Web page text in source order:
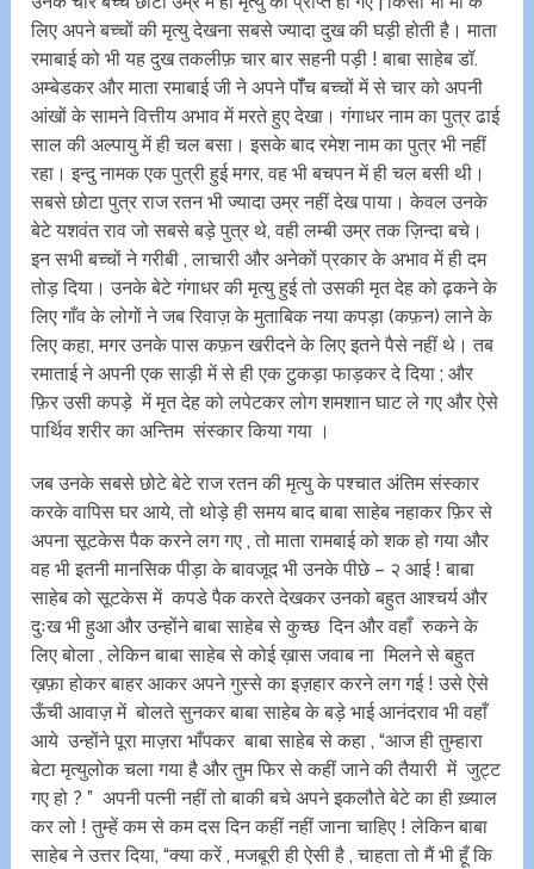
लिए अपने बच्चों की मृत्यु देखना सबसे ज्यादा दुख की घड़ी होती है। माता
रमाबाई को भी यह दुख तकलीफ़ चार बार सहनी पड़ी ! बाबा साहेब डॉ.
अम्बेडकर और माता रमाबाई जी ने अपने पॉँच बच्चों में से चार को अपनी
आंखों के सामने वित्तीय अभाव में मरते हुए देखा। गंगाधर नाम का पुत्र ढाई
साल की अल्पायु में ही चल बसा। इसके बाद रमेश नाम का पुत्र भी नहीं
रहा। इन्दु नामक एक पुत्री हुई मगर, वह भी बचपन में ही चल बसी थी।
सबसे छोटा पुत्र राज रतन भी ज्यादा उम्र नहीं देख पाया। केवल उनके
बेटे यशवंत राव जो सबसे बड़े पुत्र थे, वही लम्बी उम्र तक ज़िन्दा बचे।
इन सभी बच्चों ने गरीबी , लाचारी और अनेकों प्रकार के अभाव में ही दम
तोड़ दिया। उनके बेटे गंगाधर की मृत्यु हुई तो उसकी मृत देह को ढ़कने के
लिए गाँव के लोगों ने जब रिवाज़ के मुताबिक नया कपड़ा (कफ़न) लाने के
लिए कहा, मगर उनके पास कफ़न खरीदने के लिए इतने पैसे नहीं थे। तब
रमाताई ने अपनी एक साड़ी में से ही एक टुकड़ा फाड़कर दे दिया ; और
फ़िर उसी कपड़े में मृत देह को लपेटकर लोग शमशान घाट ले गए और ऐसे
पार्थिव शरीर का अन्तिम संस्कार किया गया ।
जब उनके सबसे छोटे बेटे राज रतन की मृत्यु के पश्चात अंतिम संस्कार
करके वापिस घर आये, तो थोड़े ही समय बाद बाबा साहेब नहाकर फ़िर से
अपना सूटकेस पैक करने लग गए , तो माता रामबाई को शक हो गया और
वह भी इतनी मानसिक पीड़ा के बावजूद भी उनके पीछे – २ आई ! बाबा
साहेब को सूटकेस में कपडे पैक करते देखकर उनको बहुत आश्चर्य और
दुःख भी हुआ और उन्होंने बाबा साहेब से कुच्छ दिन और वहाँ रुकने के
लिए बोला , लेकिन बाबा साहेब से कोई ख़ास जवाब ना मिलने से बहुत
ख़फ़ा होकर बाहर आकर अपने गुस्से का इज़हार करने लग गई ! उसे ऐसे
ऊँची आवाज़ में बोलते सुनकर बाबा साहेब के बड़े भाई आनंदराव भी वहाँ
आये उन्होंने पूरा माज़रा भाँपकर बाबा साहेब से कहा , “आज ही तुम्हारा
बेटा मृत्युलोक चला गया है और तुम फिर से कहीं जाने की तैयारी में जुट्ट
गए हो ? ” अपनी पत्नी नहीं तो बाकी बचे अपने इकलौते बेटे का ही ख़्याल
कर लो ! तुम्हें कम से कम दस दिन कहीं नहीं जाना चाहिए ! लेकिन बाबा
साहेब ने उत्तर दिया, “क्या करें , मजबूरी ही ऐसी है , चाहता तो मैं भी हूँ कि